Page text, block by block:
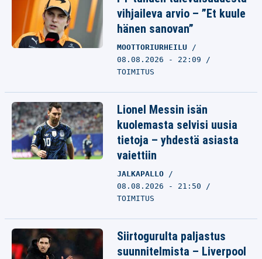
vihjaileva arvio – ”Et kuule
hänen sanovan”
MOOTTORIURHEILU
08.08.2026 - 22:09
TOIMITUS
Lionel Messin isän
kuolemasta selvisi uusia
tietoja – yhdestä asiasta
vaiettiin
JALKAPALLO
08.08.2026 - 21:50
TOIMITUS
Siirtogurulta paljastus
suunnitelmista – Liverpool